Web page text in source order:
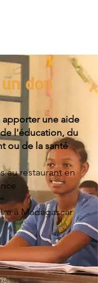
don
apporter une aide
l'éducation, du
ou de la santé
au restaurant en
=
à Madagascar